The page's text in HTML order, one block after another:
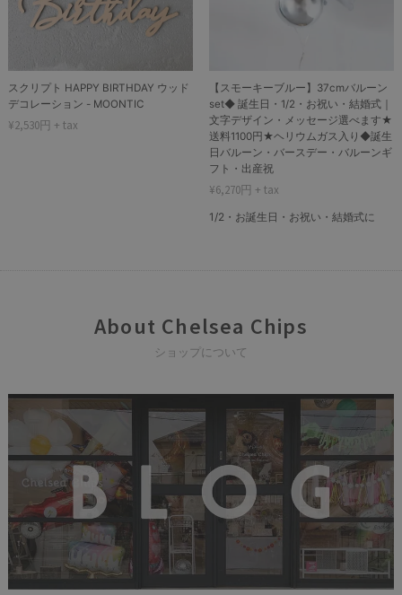
スクリプト HAPPY BIRTHDAY ウッド
デコレーション - MOONTIC
¥2,530円 + tax
【スモーキーブルー】37cmバルーン
set◆ 誕生日・1/2・お祝い・結婚式｜
文字デザイン・メッセージ選べます★
送料1100円★ヘリウムガス入り◆誕生
日バルーン・バースデー・バルーンギ
フト・出産祝
¥6,270円 + tax
1/2・お誕生日・お祝い・結婚式に
About Chelsea Chips
ショップについて